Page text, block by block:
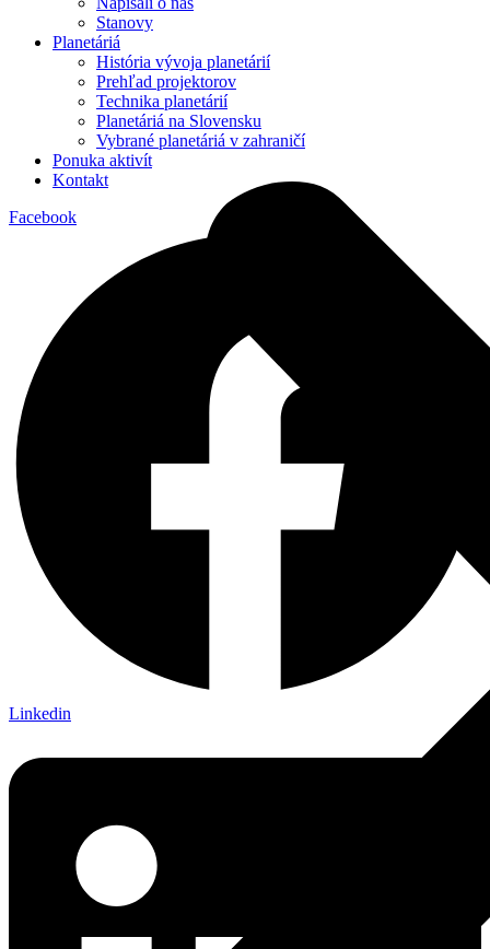
Stanovy
Planetáriá
História vývoja planetárií
Prehľad projektorov
Technika planetárií
Planetáriá na Slovensku
Vybrané planetáriá v zahraničí
Ponuka aktivít
Kontakt
Facebook
Linkedin